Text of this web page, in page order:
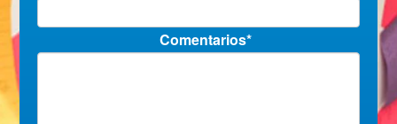
Comentarios*